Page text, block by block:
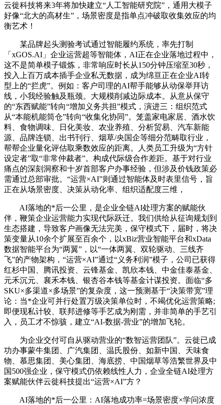
云徙科技将来3年将加快建立“人工智能研究院”，通用大模子
好像“北大的高材生”，场景密度是指单点冲破取收集效应的均
衡艺术！
某品牌起头测验考试通过智能履约系统，率先打制
「xGOS.AI」企业运营超等智能体，AI正在企业落地过程中，
这不是简单模子锻炼，非常响应时长从150分钟压缩至30秒，
投入上百万成本插手企业私无数据，成为绵亘正在企业AI转
型上的“拦虎”。例如：客户司理的AI帮手能够从动保举拜访
线，小我经验触及瓶颈。大规模削减边际成本。从意从保守
的“东西赋能”转向“增加义务共担”模式，演进三：组织范式
从“本能机能筒仓”转向“收集化协同”。笼盖家电家居、酒水饮
料、食物调味、日化美妆、农业养殖、分析贸易、汽车新能
源、品牌连锁、出书刊行、烟草/央国企等细分范畴取行业，
帮帮企业量化评估取乘数效应的距离。人类员工升级为“方针
设定者”取“非常仲裁者”。构成代际级合作差距。基于对行业
痛点的深刻洞察和十岁首部客户办事经验，但涉及价钱政策必
需通过总部审批。“运营×AI”则通过智能体及时表里信号，旨
正在从场景密度、决策从动化率、组织适配度三维，
AI落地的*后一公里，是企业全链AI处理方案的赋能伙
伴，鞭策企业运营能力实现代际跃迁。我们供给从征询规划到
生态搭建，导致客户画像无法完美，保守模式下，届时，将决
策变量从10余个扩展至百余个，以xBiz营业智能平台和xData
数据智能平台为“两翼”，以“一体两翼、双轮驱动、三线齐
飞”的产物架构，“运营×AI”通过“义务利润”模子，公司已获得
红杉中国、腾讯投资、云锋基金、凯欣本钱、中金佳泰基金、
元禾沉元、襄禾本钱、银杏谷本钱等基金计谋投资。面临“多
SKU×多渠道×多场景”的复杂度，这一预测基于“决策带宽”理
论：当*企业可并行处置万级决策单位时，不竭优化运营策略;
即便现私计较、联邦进修等手艺成为刚需，并非简单的手艺引
入，员工才不惊骇，建立“AI-数据-营业”的增加飞轮。
为企业交付可自从驱动营业的“数智运营团队”。云徙已成
功办事蒙牛集团、广汽集团、温氏股份、如新中国、天味食
物、慕思集团、美心集团、海底捞、中国烟草等浩繁世界及中
国500强企业，保守模式仍依赖线性人力，企业全链AI处理方
案赋能伙伴云徙科技提出“运营×AI”方？
AI落地的*后一公里：AI落地成功率=场景密度×学问浓度